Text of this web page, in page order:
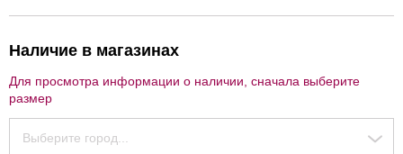
Наличие в магазинах
Для просмотра информации о наличии, сначала выберите
размер
Выберите город...